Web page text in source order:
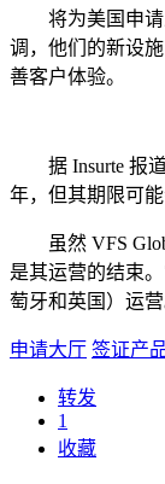
将为美国申请
调，他们的新设
善客户体验。
据 Insurte 报道
年，但其期限可能
虽然 VFS
是其运营的结束
萄牙和英国）运营
申请大厅 签证产
转发
1
收藏